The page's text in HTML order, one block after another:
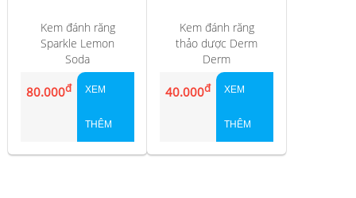
Kem đánh răng
Sparkle Lemon
Soda
80.000đ XEM
THÊM
Kem đánh răng
thảo dược Derm
Derm
40.000đ XEM
THÊM